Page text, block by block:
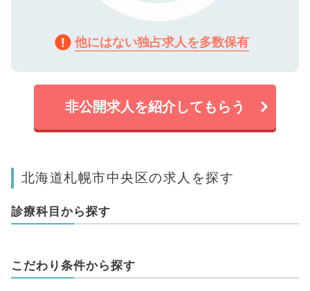
他にはない独占求人を多数保有
非公開求人を紹介してもらう
北海道札幌市中央区の求人を探す
診療科目から探す
こだわり条件から探す